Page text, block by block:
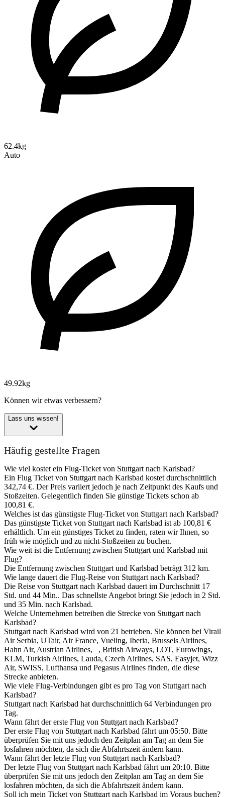
62.4kg
Auto
49.92kg
Können wir etwas verbessern?
Lass uns wissen!
Häufig gestellte Fragen
Wie viel kostet ein Flug-Ticket von Stuttgart nach Karlsbad?
Ein Flug Ticket von Stuttgart nach Karlsbad kostet durchschnittlich
342,74 €. Der Preis variiert jedoch je nach Zeitpunkt des Kaufs und
Stoßzeiten. Gelegentlich finden Sie günstige Tickets schon ab
100,81 €.
Welches ist das günstigste Flug-Ticket von Stuttgart nach Karlsbad?
Das günstigste Ticket von Stuttgart nach Karlsbad ist ab 100,81 €
erhältlich. Um ein günstiges Ticket zu finden, raten wir Ihnen, so
früh wie möglich und zu nicht-Stoßzeiten zu buchen.
Wie weit ist die Entfernung zwischen Stuttgart und Karlsbad mit
Flug?
Die Entfernung zwischen Stuttgart und Karlsbad beträgt 312 km.
Wie lange dauert die Flug-Reise von Stuttgart nach Karlsbad?
Die Reise von Stuttgart nach Karlsbad dauert im Durchschnitt 17
Std. und 44 Min.. Das schnellste Angebot bringt Sie jedoch in 2 Std.
und 35 Min. nach Karlsbad.
Welche Unternehmen betreiben die Strecke von Stuttgart nach
Karlsbad?
Stuttgart nach Karlsbad wird von 21 betrieben. Sie können bei Virail
Air Serbia, UTair, Air France, Vueling, Iberia, Brussels Airlines,
Hahn Air, Austrian Airlines, _, British Airways, LOT, Eurowings,
KLM, Turkish Airlines, Lauda, Czech Airlines, SAS, Easyjet, Wizz
Air, SWISS, Lufthansa und Pegasus Airlines finden, die diese
Strecke anbieten.
Wie viele Flug-Verbindungen gibt es pro Tag von Stuttgart nach
Karlsbad?
Stuttgart nach Karlsbad hat durchschnittlich 64 Verbindungen pro
Tag.
Wann fährt der erste Flug von Stuttgart nach Karlsbad?
Der erste Flug von Stuttgart nach Karlsbad fährt um 05:50. Bitte
überprüfen Sie mit uns jedoch den Zeitplan am Tag an dem Sie
losfahren möchten, da sich die Abfahrtszeit ändern kann.
Wann fährt der letzte Flug von Stuttgart nach Karlsbad?
Der letzte Flug von Stuttgart nach Karlsbad fährt um 20:10. Bitte
überprüfen Sie mit uns jedoch den Zeitplan am Tag an dem Sie
losfahren möchten, da sich die Abfahrtszeit ändern kann.
Soll ich mein Ticket von Stuttgart nach Karlsbad im Voraus buchen?